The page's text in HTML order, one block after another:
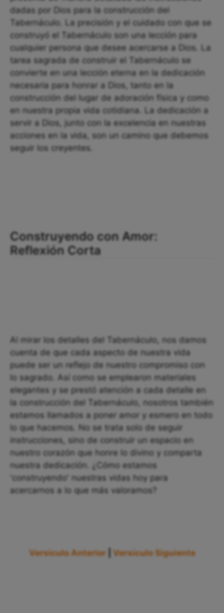
dadas por Dios para la construcción del
Tabernáculo. La precisión y el cuidado con que se
construyó el Tabernáculo son una lección para
cualquier persona que desee acercarse a Dios. La
tarea sagrada de construir el Tabernáculo se
convierte en una lección eterna en la dedicación
necesaria para honrar a Dios, tanto en la
construcción del lugar de adoración física y como
en nuestra propia vida cotidiana. La dedicación a
servir a Dios, junto con la excelencia en nuestras
acciones en la vida, son un camino que debemos
seguir los creyentes.
Construyendo con Amor:
Reflexión Corta
Al mirar los detalles del Tabernáculo, nos damos
cuenta de que cada aspecto de nuestra vida
puede ser un reflejo de nuestro compromiso con
lo sagrado. Así como se emplearon materiales
elegantes y se prestó atención a cada detalle en
la construcción del Tabernáculo, nosotros también
estamos llamados a poner amor y esmero en todo
lo que hacemos. No se trata solo de seguir
instrucciones, sino de construir un espacio en
nuestro corazón que honre lo divino y comparta
nuestra dedicación. ¿Cómo estamos
'construyendo' nuestras vidas hoy para
acercarnos a lo que más valoramos?
Versículo Anterior Versículo Siguiente